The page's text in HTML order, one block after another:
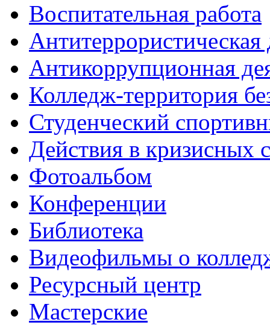
Воспитательная работа
Антитеррористическая
Антикоррупционная
Колледж-территория
Студенческий
Действия в кризисных
Фотоальбом
Конференции
Библиотека
Видеофильмы о
Ресурсный центр
Мастерские